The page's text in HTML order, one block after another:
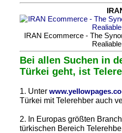
IRAN Ecommerce - The
Bei allen Suchen in
Türkei geht, ist
1. Unter
Türkei mit Telerehber auch
2. In Europas größten
türkischen Bereich